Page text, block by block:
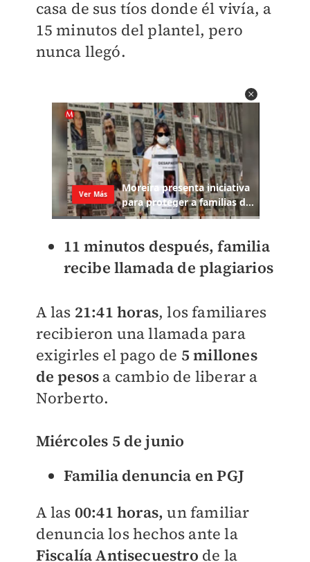
casa de sus tíos donde él vivía, a
15 minutos del plantel, pero
nunca llegó.
11 minutos después, familia
recibe llamada de plagiarios
A las 21:41 horas, los familiares
recibieron una llamada para
exigirles el pago de 5 millones
de pesos a cambio de liberar a
Norberto.
Miércoles 5 de junio
Familia denuncia en PGJ
A las 00:41 horas, un familiar
denuncia los hechos ante la
Fiscalía Antisecuestro de la